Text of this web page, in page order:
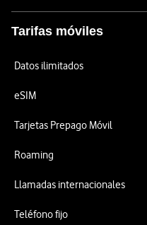
Tarifas móviles
Datos ilimitados
eSIM
Tarjetas Prepago Móvil
Roaming
Llamadas internacionales
Teléfono fijo